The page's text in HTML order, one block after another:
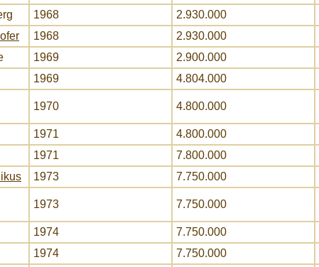
1968 2.930.000
1968 2.930.000
1969 2.900.000
1969 4.804.000
1970 4.800.000
1971 4.800.000
1971 7.800.000
1973 7.750.000
1973 7.750.000
1974 7.750.000
1974 7.750.000